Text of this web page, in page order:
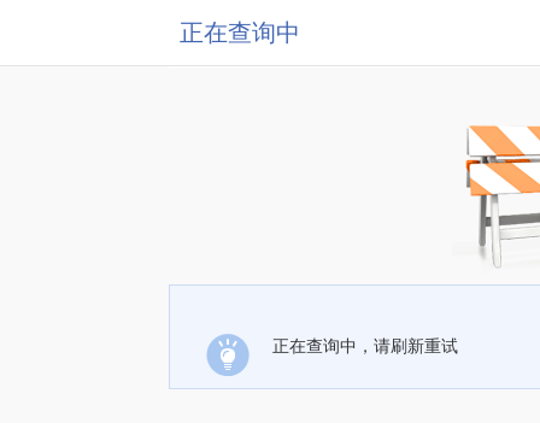
正在查询中
正在查询中，请刷新重试